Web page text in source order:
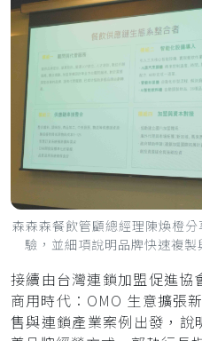
森森森餐飲管顧總經理陳煥橙
驗，並細項說明品牌快速複
接續由台灣連鎖加盟促進協
商用時代：OMO 生意擴張
售與連鎖產業案例出發，